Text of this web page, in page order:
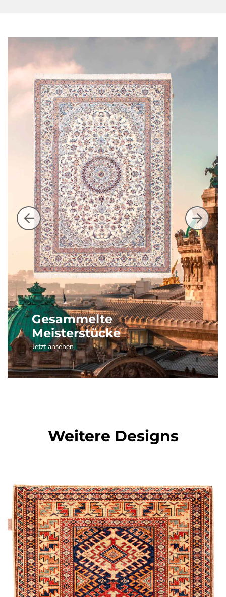
Gesammelte
Meisterstücke
Jetzt ansehen
Weitere Designs